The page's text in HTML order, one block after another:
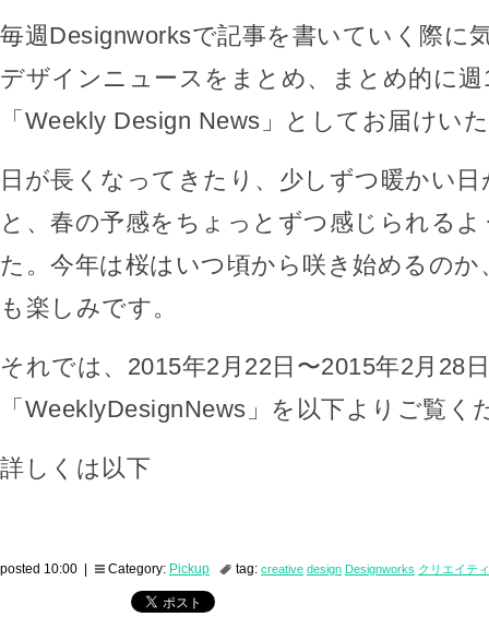
毎週Designworksで記事を書いていく際に
デザインニュースをまとめ、まとめ的に週
「Weekly Design News」としてお届けい
日が長くなってきたり、少しずつ暖かい
と、春の予感をちょっとずつ感じられる
た。今年は桜はいつ頃から咲き始めるのか
も楽しみです。
それでは、2015年2月22日〜2015年2月28
「WeeklyDesignNews」を以下よりご覧く
詳しくは以下
posted 10:00 | Category: Pickup tag: creative design Designworks クリエイテ